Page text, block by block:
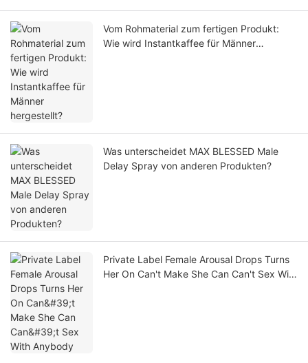
Vom Rohmaterial zum fertigen Produkt:
Wie wird Instantkaffee für Männer
Was unterscheidet MAX BLESSED Male
Delay Spray von anderen Produkten?
Private Label Female Arousal Drops Turns
Her On Can't Make She Can Can't Sex With